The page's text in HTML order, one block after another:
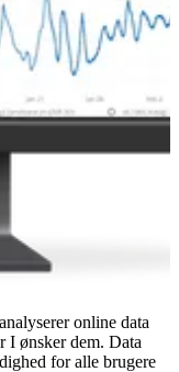
online data
I ønsker dem. Data
for alle brugere